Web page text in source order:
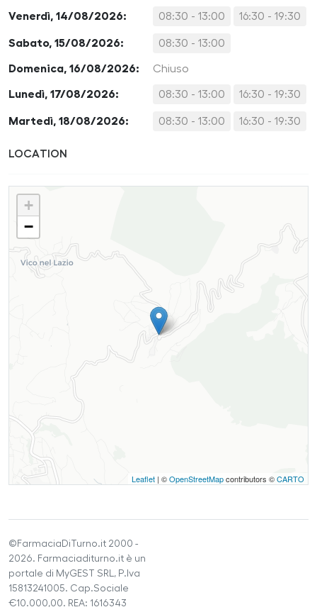
Venerdì, 14/08/2026: 08:30 - 13:00 16:30 - 19:30
Sabato, 15/08/2026: 08:30 - 13:00
Domenica, 16/08/2026: Chiuso
Lunedì, 17/08/2026: 08:30 - 13:00 16:30 - 19:30
Martedì, 18/08/2026: 08:30 - 13:00 16:30 - 19:30
LOCATION
+
−
Leaflet | ©OpenStreetMapcontributors ©CARTO
©FarmaciaDiTurno.it 2000 -
2026. Farmaciaditurno.it è un
portale di MyGEST SRL, P.Iva
15813241005. Cap.Sociale
€10.000,00. REA: 1616343